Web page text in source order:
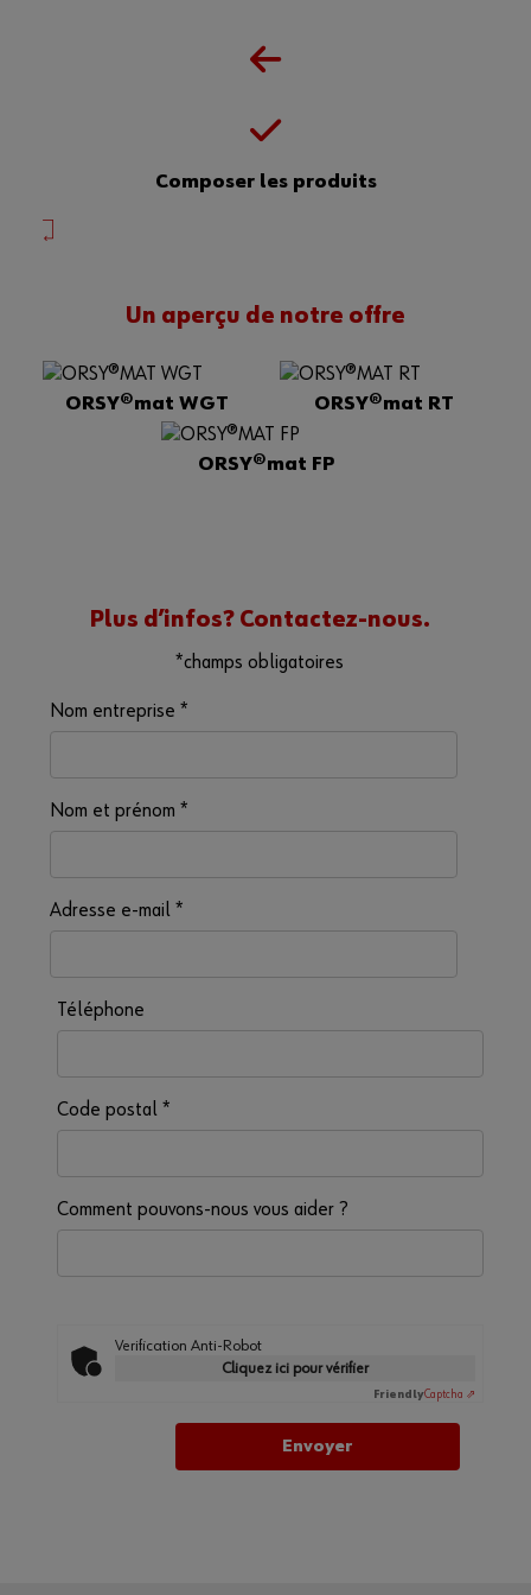
Composer les produits
Un aperçu de notre offre
ORSY®mat WGT ORSY®mat RT
ORSY®mat FP
Plus d’infos? Contactez-nous.
*champs obligatoires
Nom entreprise *
Nom et prénom *
Adresse e-mail *
Téléphone
Code postal *
Comment pouvons-nous vous aider ?
Verification Anti-Robot
Cliquez ici pour vérifier
FriendlyCaptcha ⇗